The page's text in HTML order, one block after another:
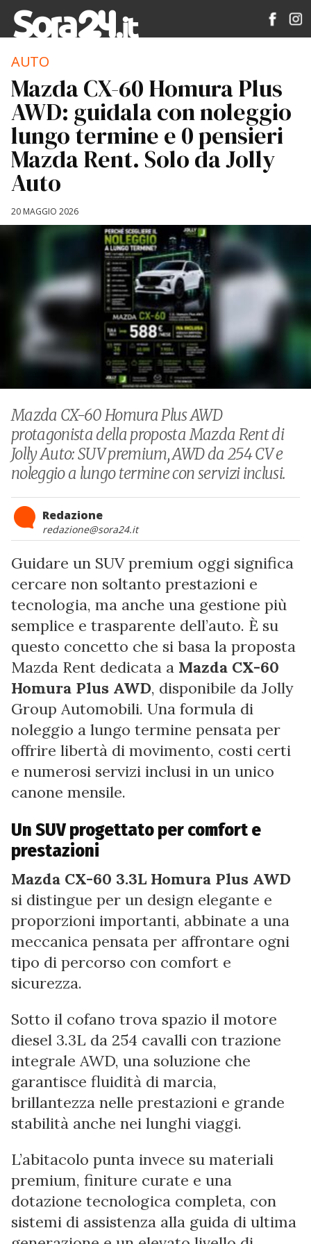
AUTO
Mazda CX-60 Homura Plus
AWD: guidala con noleggio
lungo termine e 0 pensieri
Mazda Rent. Solo da Jolly
Auto
20 MAGGIO 2026
Mazda CX-60 Homura Plus AWD
protagonista della proposta Mazda Rent di
Jolly Auto: SUV premium, AWD da 254 CV e
noleggio a lungo termine con servizi inclusi.
Redazione
redazione@sora24.it
Guidare un SUV premium oggi significa
cercare non soltanto prestazioni e
tecnologia, ma anche una gestione più
semplice e trasparente dell’auto. È su
questo concetto che si basa la proposta
Mazda Rent dedicata a Mazda CX-60
Homura Plus AWD, disponibile da Jolly
Group Automobili. Una formula di
noleggio a lungo termine pensata per
offrire libertà di movimento, costi certi
e numerosi servizi inclusi in un unico
canone mensile.
Un SUV progettato per comfort e
prestazioni
Mazda CX-60 3.3L Homura Plus AWD
si distingue per un design elegante e
proporzioni importanti, abbinate a una
meccanica pensata per affrontare ogni
tipo di percorso con comfort e
sicurezza.
Sotto il cofano trova spazio il motore
diesel 3.3L da 254 cavalli con trazione
integrale AWD, una soluzione che
garantisce fluidità di marcia,
brillantezza nelle prestazioni e grande
stabilità anche nei lunghi viaggi.
L’abitacolo punta invece su materiali
premium, finiture curate e una
dotazione tecnologica completa, con
sistemi di assistenza alla guida di ultima